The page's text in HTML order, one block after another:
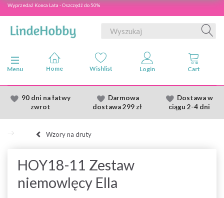
Wyprzedaż Konca Lata - Oszczędź do 50%
Przełącz nawigację
Menu
90 dni na łatwy
zwrot
Darmowa
dostawa299 zł
Dostawaw
ciągu 2-4 dni
Wzory na druty
HOY18-11 Zestaw
niemowlęcy Ella